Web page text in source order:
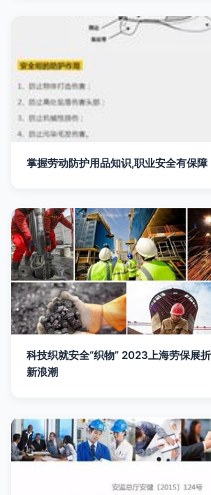
掌握劳动防护用品知识,职业安全有保障
科技织就安全“织物” 2023上海劳保展
新浪潮